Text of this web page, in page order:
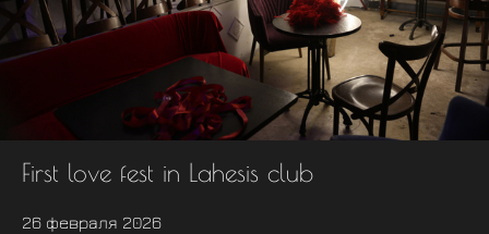
First love fest in Lahesis club
26 февраля 2026